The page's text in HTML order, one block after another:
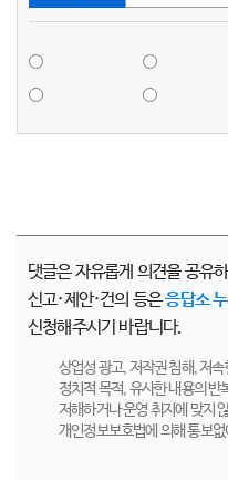
댓글은 자유롭게 의견을 공유
신고·제안·건의 등은응답소
신청해주시기 바랍니다.
상업성 광고, 저작권 침해, 저
정치적 목적, 유사한 내용의 반
저해하거나 운영 취지에 맞지
개인정보보호법에 의해 통보